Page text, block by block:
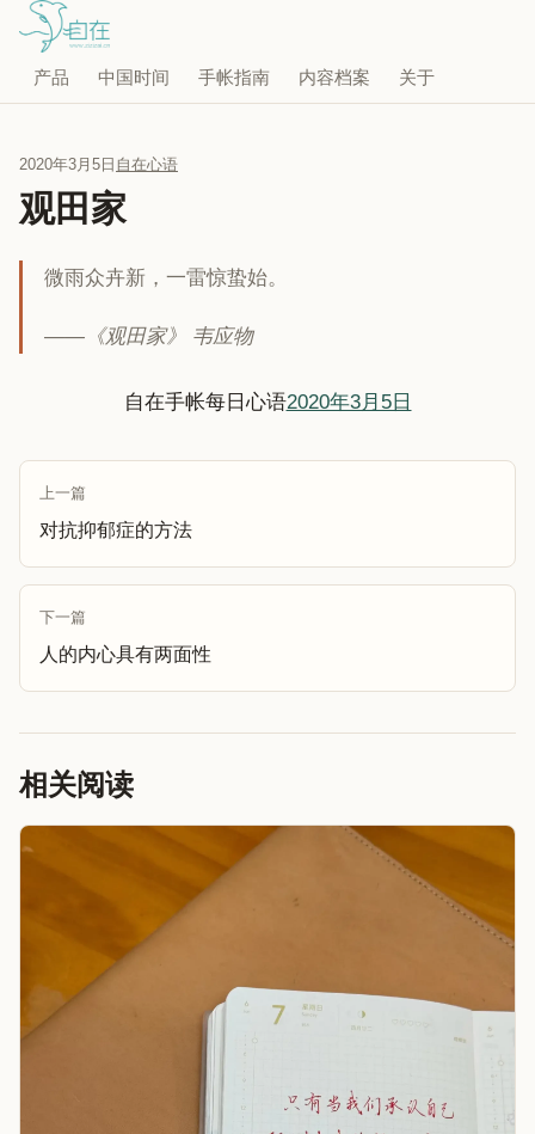
产品 中国时间 手帐指南 内容档案 关于
2020年3月5日 自在心语
观田家
微雨众卉新，一雷惊蛰始。
——《观田家》 韦应物
自在手帐每日心语2020年3月5日
上一篇
对抗抑郁症的方法
下一篇
人的内心具有两面性
相关阅读